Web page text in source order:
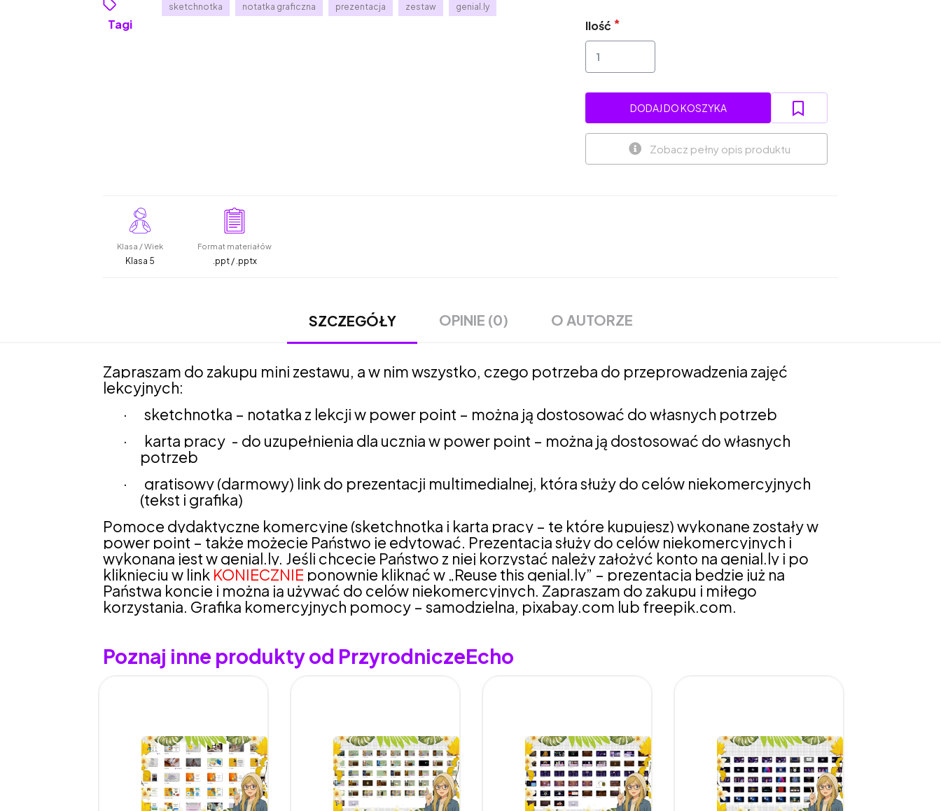
Tagi
sketchnotka notatka graficzna prezentacja zestaw genial.ly
Ilość
DODAJ DO KOSZYKA
Zobacz pełny opis produktu
Klasa / Wiek
Klasa 5
Format materiałów
.ppt / .pptx
SZCZEGÓŁY OPINIE (0) O AUTORZE
Zapraszam do zakupu mini zestawu, a w nim wszystko, czego potrzeba do przeprowadzenia zajęć
lekcyjnych:
·
sketchnotka – notatka z lekcji w power point – można ją dostosować do własnych potrzeb
·
karta pracy - do uzupełnienia dla ucznia w power point – można ją dostosować do własnych
potrzeb
·
gratisowy (darmowy) link do prezentacji multimedialnej, która służy do celów niekomercyjnych
(tekst i grafika)
Pomoce dydaktyczne komercyjne (sketchnotka i karta pracy – te które kupujesz) wykonane zostały w
power point – także możecie Państwo je edytować. Prezentacja służy do celów niekomercyjnych i
wykonana jest w genial.ly. Jeśli chcecie Państwo z niej korzystać należy założyć konto na genial.ly i po
kliknięciu w link KONIECZNIE ponownie kliknąć w „Reuse this genial.ly” – prezentacja będzie już na
Państwa koncie i można ją używać do celów niekomercyjnych. Zapraszam do zakupu i miłego
korzystania. Grafika komercyjnych pomocy – samodzielna, pixabay.com lub freepik.com.
Poznaj inne produkty od PrzyrodniczeEcho